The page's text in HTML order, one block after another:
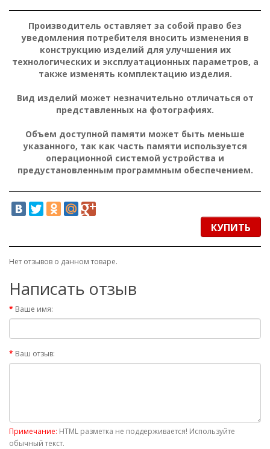
Производитель оставляет за собой право без
уведомления потребителя вносить изменения в
конструкцию изделий для улучшения их
технологических и эксплуатационных параметров, а
также изменять комплектацию изделия.
Вид изделий может незначительно отличаться от
представленных на фотографиях.
Объем доступной памяти может быть меньше
указанного, так как часть памяти используется
операционной системой устройства и
предустановленным программным обеспечением.
КУПИТЬ
Нет отзывов о данном товаре.
Написать отзыв
Ваше имя:
Ваш отзыв:
Примечание: HTML разметка не поддерживается! Используйте
обычный текст.